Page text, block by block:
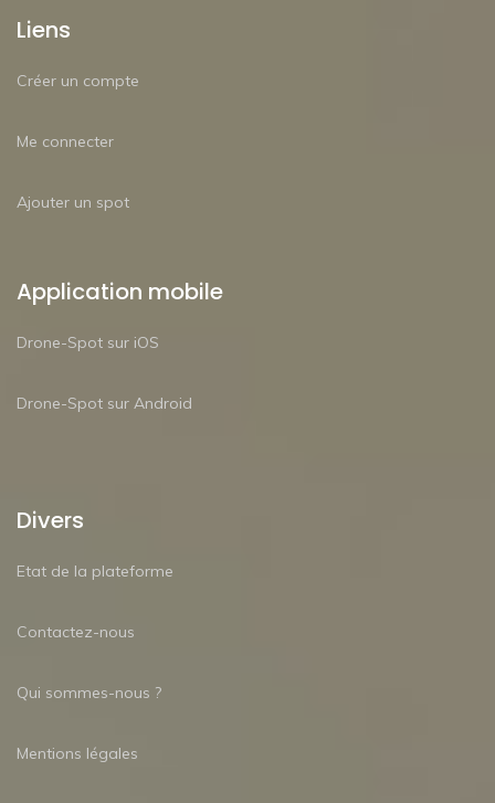
Liens
Créer un compte
Me connecter
Ajouter un spot
Application mobile
Drone-Spot sur iOS
Drone-Spot sur Android
Divers
Etat de la plateforme
Contactez-nous
Qui sommes-nous ?
Mentions légales